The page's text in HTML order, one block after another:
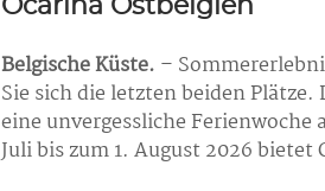
Ocarina Ostbelgien
Belgische Küste. –
Sie sich die letzten beiden
eine unvergessliche Ferienwoche
Juli bis zum 1. August 2026